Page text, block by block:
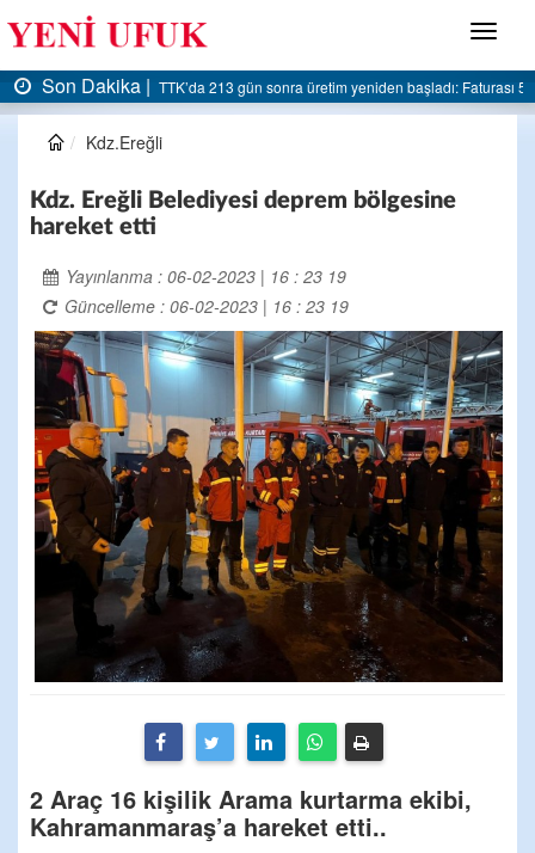
Menü
milyar liraya dayandı
Son Dakika | AK Parti Ereğli İlçe Başkanlığı’ndan belediyeye sert
Kdz.Ereğli
Kdz. Ereğli Belediyesi deprem bölgesine
hareket etti
Yayınlanma : 06-02-2023 | 16 : 23 19
Güncelleme : 06-02-2023 | 16 : 23 19
2 Araç 16 kişilik Arama kurtarma ekibi,
Kahramanmaraş’a hareket etti..